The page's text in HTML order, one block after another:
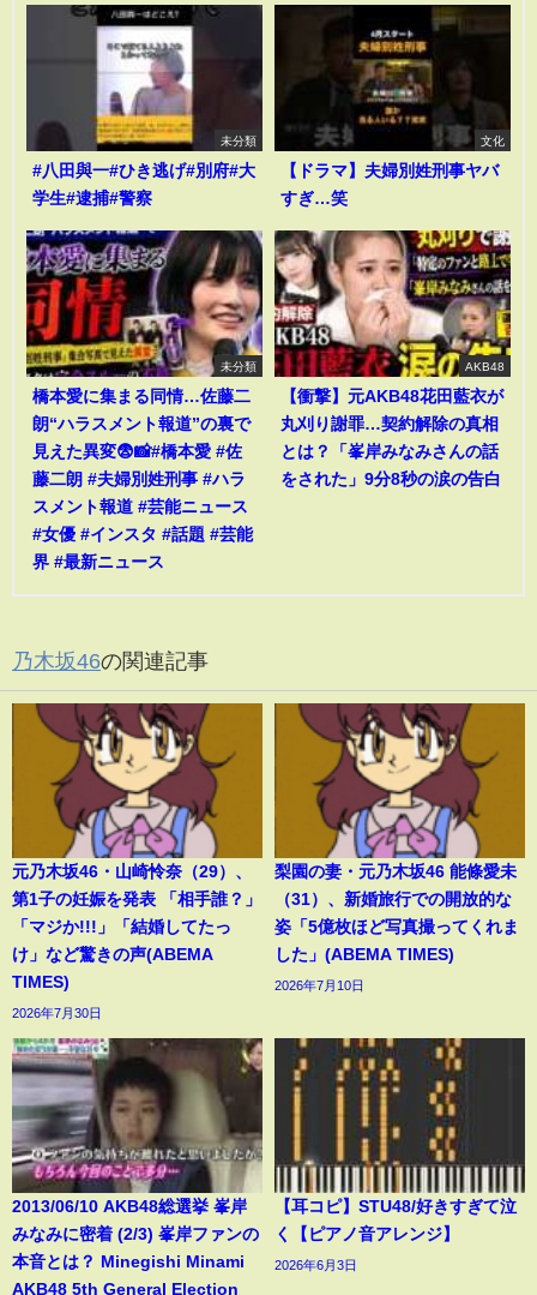
未分類
#八田與一#ひき逃げ#別府#大
学生#逮捕#警察
文化
【ドラマ】夫婦別姓刑事ヤバ
すぎ…笑
未分類
橋本愛に集まる同情…佐藤二
朗“ハラスメント報道”の裏で
見えた異変😨📸#橋本愛 #佐
藤二朗 #夫婦別姓刑事 #ハラ
スメント報道 #芸能ニュース
#女優 #インスタ #話題 #芸能
界 #最新ニュース
AKB48
【衝撃】元AKB48花田藍衣が
丸刈り謝罪…契約解除の真相
とは？「峯岸みなみさんの話
をされた」9分8秒の涙の告白
乃木坂46の関連記事
元乃木坂46・山崎怜奈（29）、
第1子の妊娠を発表 「相手誰？」
「マジか!!!」「結婚してたっ
け」など驚きの声(ABEMA
TIMES)
2026年7月30日
梨園の妻・元乃木坂46 能條愛未
（31）、新婚旅行での開放的な
姿「5億枚ほど写真撮ってくれま
した」(ABEMA TIMES)
2026年7月10日
2013/06/10 AKB48総選挙 峯岸
みなみに密着 (2/3) 峯岸ファンの
本音とは？ Minegishi Minami
AKB48 5th General Election
【耳コピ】STU48/好きすぎて泣
く【ピアノ音アレンジ】
2026年6月3日